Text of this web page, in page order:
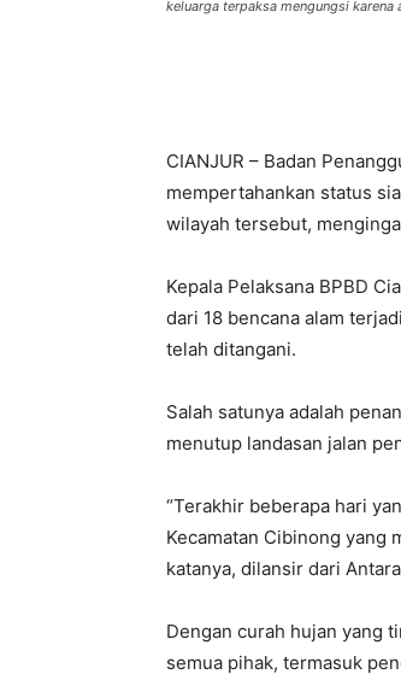
keluarga terpaksa mengungsi
CIANJUR – Badan
mempertahankan status
wilayah tersebut,
Kepala Pelaksana BPBD
dari 18 bencana alam
telah ditangani.
Salah satunya adalah
menutup landasan jalan
“Terakhir beberapa hari
Kecamatan Cibinong yang
katanya, dilansir dari
Dengan curah hujan yang
semua pihak, termasuk